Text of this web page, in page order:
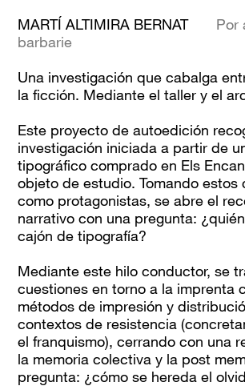
MARTÍ ALTIMIRA BERNAT Por
barbarie
Una investigación que cabalga
la ficción. Mediante el taller y el
Este proyecto de autoedición
investigación iniciada a partir de
tipográfico comprado en Els
objeto de estudio. Tomando estos
como protagonistas, se abre el
narrativo con una pregunta:
cajón de tipografía?
Mediante este hilo conductor, se
cuestiones en torno a la imprenta
métodos de impresión y
contextos de resistencia
el franquismo), cerrando con una
la memoria colectiva y la post
pregunta: ¿cómo se hereda el